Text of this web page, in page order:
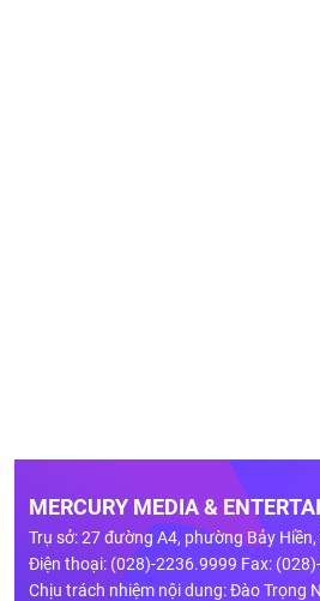
MERCURY MEDIA &
Trụ sở: 27 đường A4, phường Bảy
Điện thoại: (028)-2236.9999 Fax:
Chịu trách nhiệm nội dung: Đào Trọng